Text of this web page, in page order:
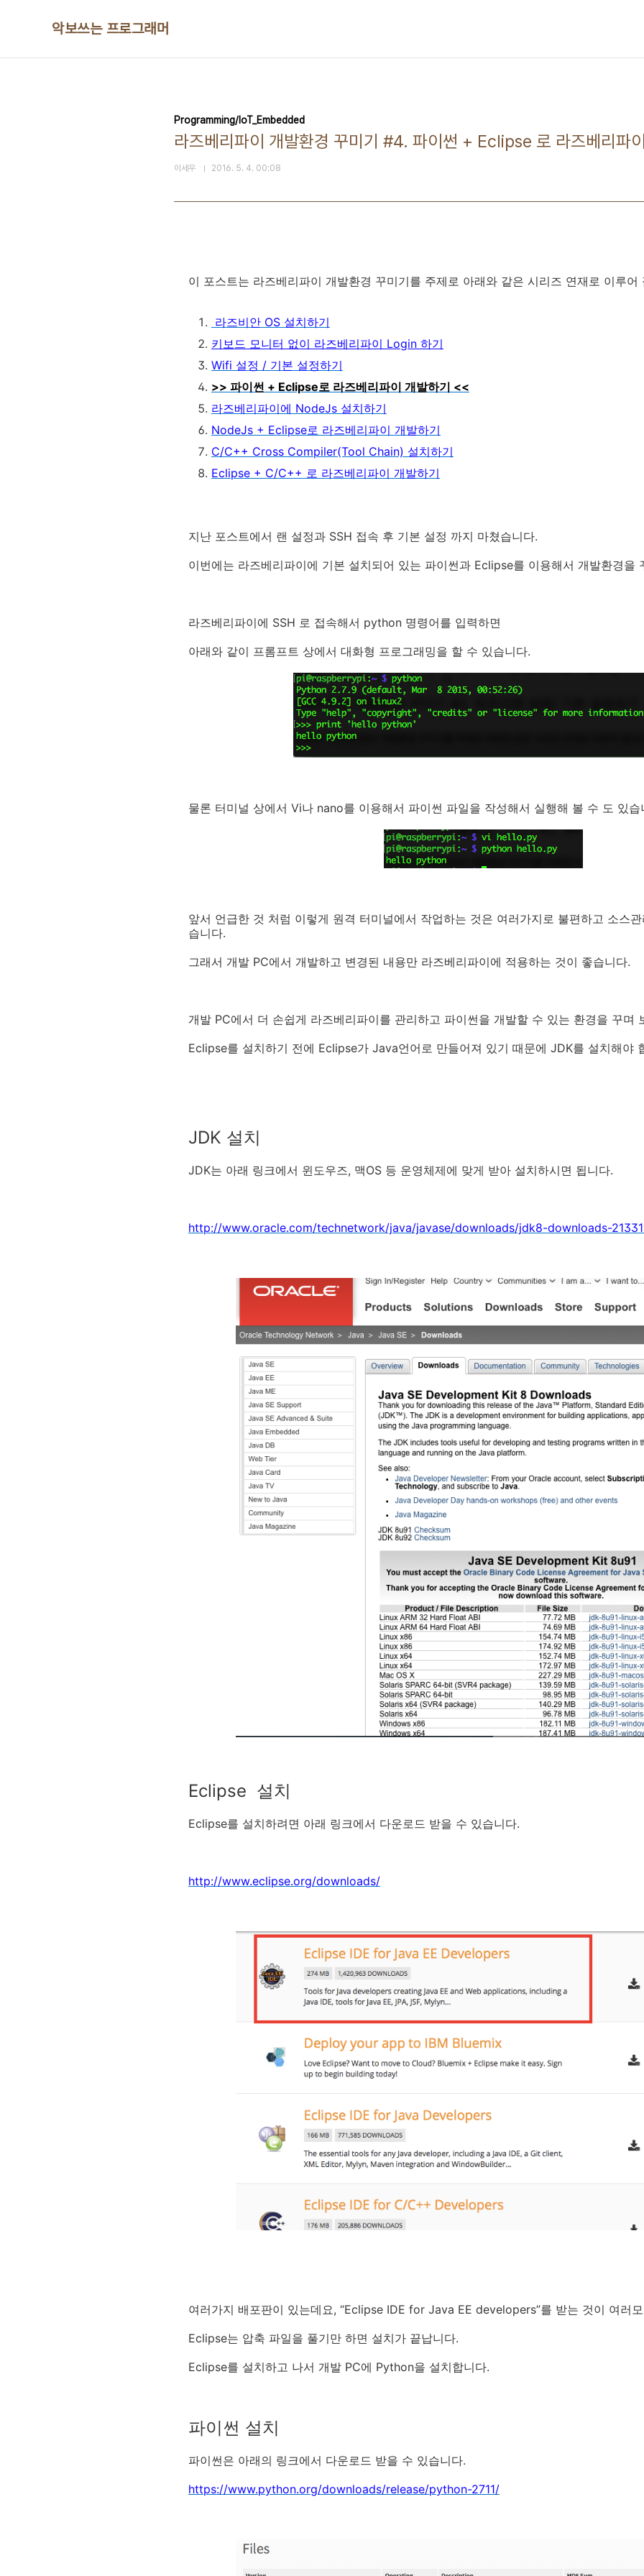
악보쓰는 프로그래머
Programming/IoT_Embedded
라즈베리파이 개발환경 꾸미기 #4. 파이썬 + Eclipse 로 라즈베리파
이세우 2016. 5. 4. 00:08
이 포스트는 라즈베리파이 개발환경 꾸미기를 주제로 아래와 같은 시리즈 연재로 이루어
라즈비안 OS 설치하기
키보드 모니터 없이 라즈베리파이 Login 하기
Wifi 설정 / 기본 설정하기
>> 파이썬 + Eclipse로 라즈베리파이 개발하기 <<
라즈베리파이에 NodeJs 설치하기
NodeJs + Eclipse로 라즈베리파이 개발하기
C/C++ Cross Compiler(Tool Chain) 설치하기
Eclipse + C/C++ 로 라즈베리파이 개발하기
지난 포스트에서 랜 설정과 SSH 접속 후 기본 설정 까지 마쳤습니다.
이번에는 라즈베리파이에 기본 설치되어 있는 파이썬과 Eclipse를 이용해서 개발환경을
라즈베리파이에 SSH 로 접속해서 python 명령어를 입력하면
아래와 같이 프롬프트 상에서 대화형 프로그래밍을 할 수 있습니다.
물론 터미널 상에서 Vi나 nano를 이용해서 파이썬 파일을 작성해서 실행해 볼 수 도 있습
앞서 언급한 것 처럼 이렇게 원격 터미널에서 작업하는 것은 여러가지로 불편하고 소스
습니다.
그래서 개발 PC에서 개발하고 변경된 내용만 라즈베리파이에 적용하는 것이 좋습니다.
개발 PC에서 더 손쉽게 라즈베리파이를 관리하고 파이썬을 개발할 수 있는 환경을 꾸며
Eclipse를 설치하기 전에 Eclipse가 Java언어로 만들어져 있기 때문에 JDK를 설치해야
JDK 설치
JDK는 아래 링크에서 윈도우즈, 맥OS 등 운영체제에 맞게 받아 설치하시면 됩니다.
http://www.oracle.com/technetwork/java/javase/downloads/jdk8-downloads-
Eclipse 설치
Eclipse를 설치하려면 아래 링크에서 다운로드 받을 수 있습니다.
http://www.eclipse.org/downloads/
여러가지 배포판이 있는데요, “Eclipse IDE for Java EE developers”를 받는 것이 여러
Eclipse는 압축 파일을 풀기만 하면 설치가 끝납니다.
Eclipse를 설치하고 나서 개발 PC에 Python을 설치합니다.
파이썬 설치
파이썬은 아래의 링크에서 다운로드 받을 수 있습니다.
https://www.python.org/downloads/release/python-2711/